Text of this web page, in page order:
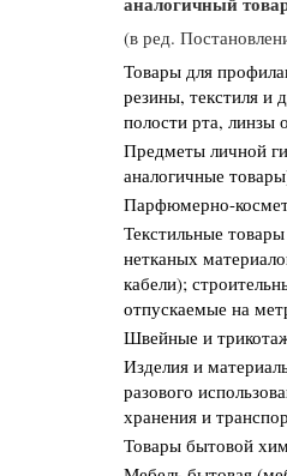
(в ред.
Товары для
резины, текстиля и
полости рта, линзы
Предметы личной
аналогичные
Парфюмерно-
Текстильные
нетканых
кабели);
отпускаемые на
Швейные и
Изделия и
разового
хранения и
Товары бытовой